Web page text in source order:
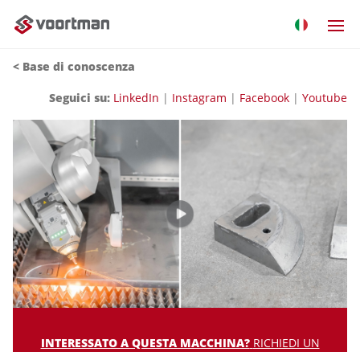
< Base di conoscenza
Seguici su: LinkedIn | Instagram | Facebook | Youtube
INTERESSATO A QUESTA MACCHINA? RICHIEDI UN